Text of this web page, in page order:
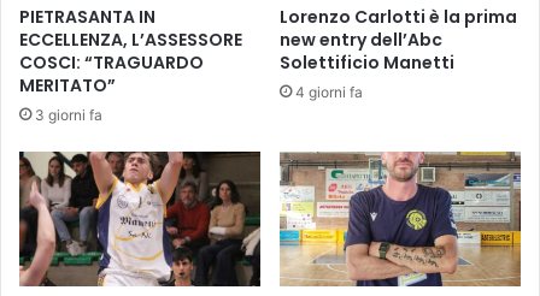
c
i
c
e
.
o
p
e
i
D
i
i
t
t
PIETRASANTA IN
ECCELLENZA, L’ASSESSORE
COSCI: “TRAGUARDO
MERITATO”
3 giorni fa
Lorenzo Carlotti è la prima
new entry dell’Abc
Solettificio Manetti
4 giorni fa